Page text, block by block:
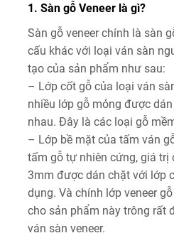
1. Sàn gỗ Veneer là gì?
Sàn gỗ veneer chính là sàn
cấu khác với loại ván sàn
tạo của sản phẩm như sau:
– Lớp cốt gỗ của loại ván
nhiều lớp gỗ mỏng được
nhau. Đây là các loại gỗ
– Lớp bề mặt của tấm ván
tấm gỗ tự nhiên cứng, giá trị
3mm được dán chặt với lớp
dụng. Và chính lớp veneer
cho sản phẩm này trông rất
ván sàn veneer.